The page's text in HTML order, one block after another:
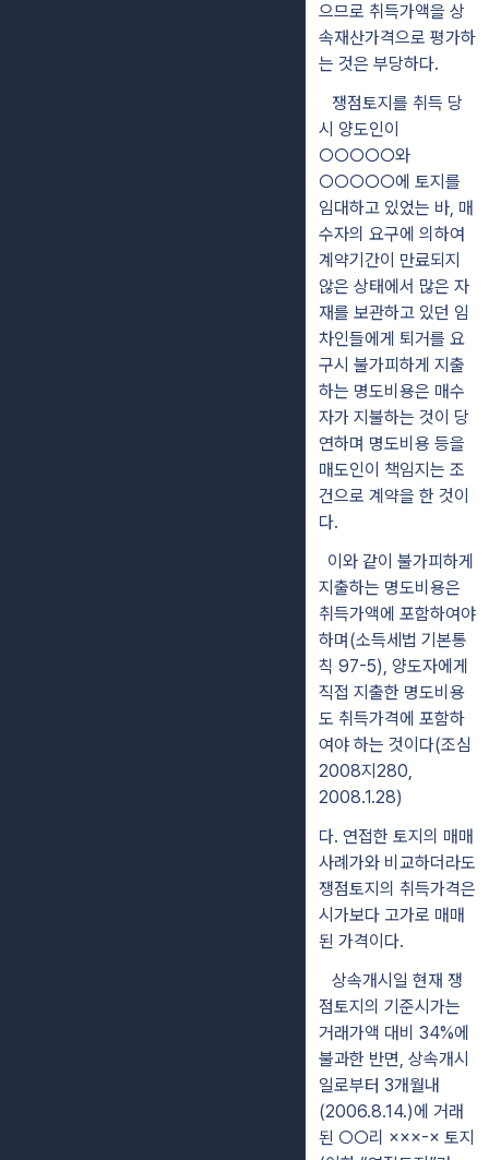
으므로 취득가액을 상
속재산가격으로 평가하
는 것은 부당하다.
쟁점토지를 취득 당
시 양도인이
○○○○○와
○○○○○에 토지를
임대하고 있었는 바, 매
수자의 요구에 의하여
계약기간이 만료되지
않은 상태에서 많은 자
재를 보관하고 있던 임
차인들에게 퇴거를 요
구시 불가피하게 지출
하는 명도비용은 매수
자가 지불하는 것이 당
연하며 명도비용 등을
매도인이 책임지는 조
건으로 계약을 한 것이
다.
이와 같이 불가피하게
지출하는 명도비용은
취득가액에 포함하여야
하며(소득세법 기본통
칙 97-5), 양도자에게
직접 지출한 명도비용
도 취 득가격에 포함하
여야 하는 것이다(조심
2008지280,
2008.1.28)
다. 연접한 토지의 매매
사례가와 비교하더라도
쟁점토지의 취득가격은
시가보다 고가로 매매
된 가격이다.
상속개시일 현재 쟁
점토지의 기준시가는
거래가액 대비 34%에
불과한 반면, 상속개시
일로부터 3개월내
(2006.8.14.)에 거래
된 ○○리 ×××-× 토지